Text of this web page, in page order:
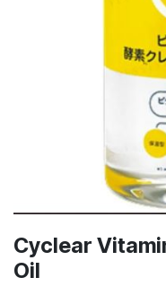
Cyclear
Oil